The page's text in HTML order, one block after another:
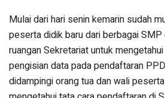
Mulai dari hari senin kemarin sudah
peserta didik baru dari berbagai SMP
ruangan Sekretariat untuk
pengisian data pada pendaftaran
didampingi orang tua dan wali